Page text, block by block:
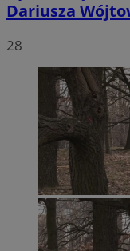
Dariusza
28